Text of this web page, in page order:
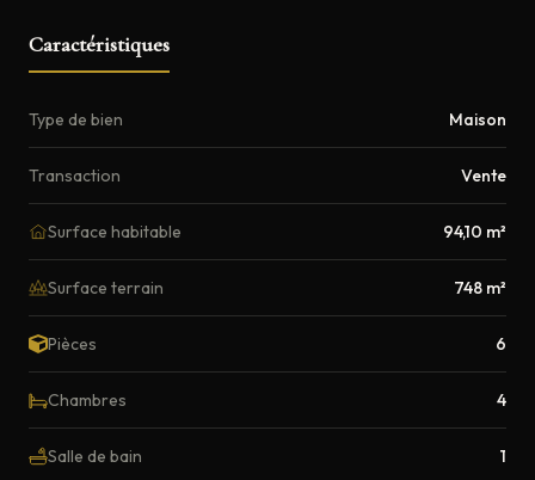
Caractéristiques
Type de bien Maison
Transaction Vente
Surface habitable 94,10 m²
Surface terrain 748 m²
Pièces 6
Chambres 4
Salle de bain 1